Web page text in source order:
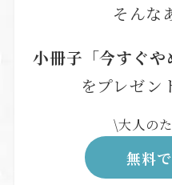
そんな
小冊子「今すぐや
をプレゼン
\大人の
無料